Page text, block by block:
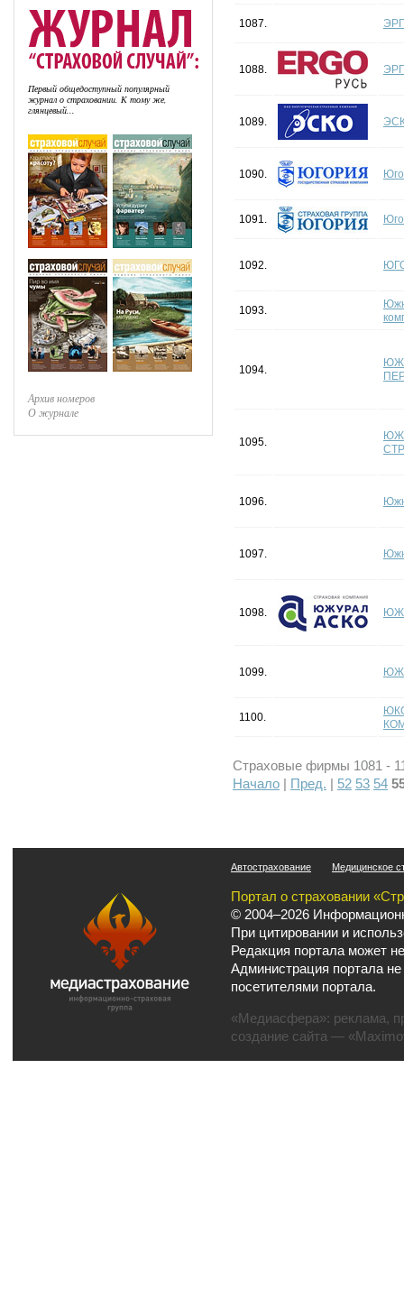
Первый общедоступный популярный
журнал о страховании. К тому же,
глянцевый...
Архив номеров
О журнале
1087.
1088.
1089.
1090.
1091.
1092.
1093.
1094.
1095.
1096.
1097.
1098.
1099.
1100.
Страховые фирмы 1081 -
Начало
Пред. 52 53 54
Автострахование Медицинское
Портал о страховании
© 2004–2026
При цитировании и
Редакция портала может
Администрация портала
посетителями портала.
«Медиасфера»: реклама,
создание сайта —